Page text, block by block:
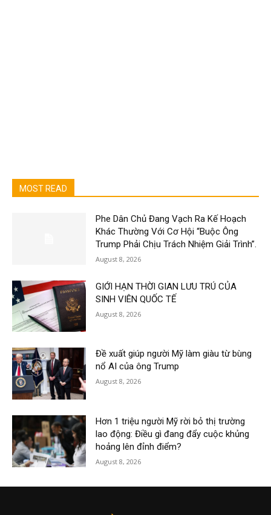
MOST READ
Phe Dân Chủ Đang Vạch Ra Kế Hoạch
Khác Thường Với Cơ Hội “Buộc Ông
Trump Phải Chịu Trách Nhiệm Giải Trình”.
August 8, 2026
GIỚI HẠN THỜI GIAN LƯU TRÚ CỦA
SINH VIÊN QUỐC TẾ
August 8, 2026
Đề xuất giúp người Mỹ làm giàu từ bùng
nổ AI của ông Trump
August 8, 2026
Hơn 1 triệu người Mỹ rời bỏ thị trường
lao động: Điều gì đang đẩy cuộc khủng
hoảng lên đỉnh điểm?
August 8, 2026